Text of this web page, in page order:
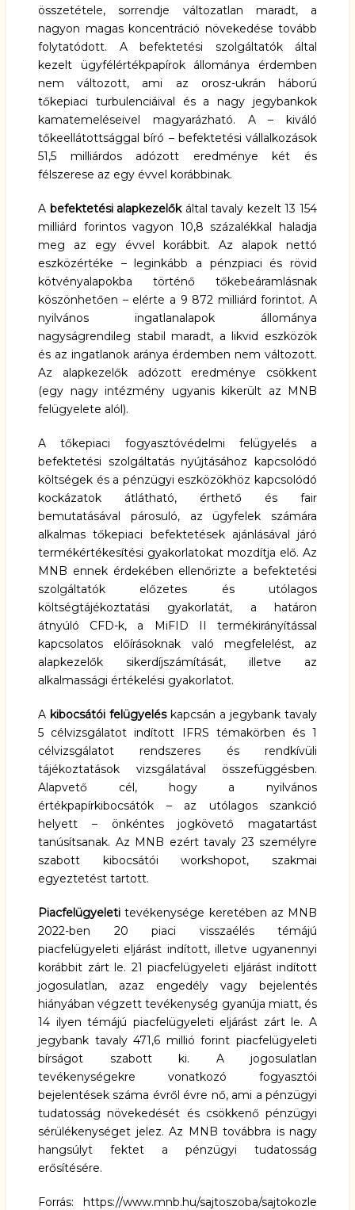
összetétele, sorrendje változatlan maradt, a
nagyon magas koncentráció növekedése tovább
folytatódott. A befektetési szolgáltatók által
kezelt ügyfélértékpapírok állománya érdemben
nem változott, ami az orosz-ukrán háború
tőkepiaci turbulenciáival és a nagy jegybankok
kamatemeléseivel magyarázható. A – kiváló
tőkeellátottsággal bíró – befektetési vállalkozások
51,5 milliárdos adózott eredménye két és
félszerese az egy évvel korábbinak.
A befektetési alapkezelőkáltal tavaly kezelt 13 154
milliárd forintos vagyon 10,8 százalékkal haladja
meg az egy évvel korábbit. Az alapok nettó
eszközértéke – leginkább a pénzpiaci és rövid
kötvényalapokba történő tőkebeáramlásnak
köszönhetően – elérte a 9 872 milliárd forintot. A
nyilvános ingatlanalapok állománya
nagyságrendileg stabil maradt, a likvid eszközök
és az ingatlanok aránya érdemben nem változott.
Az alapkezelők adózott eredménye csökkent
(egy nagy intézmény ugyanis kikerült az MNB
felügyelete alól).
A tőkepiaci fogyasztóvédelmi felügyelés a
befektetési szolgáltatás nyújtásához kapcsolódó
költségek és a pénzügyi eszközökhöz kapcsolódó
kockázatok átlátható, érthető és fair
bemutatásával párosuló, az ügyfelek számára
alkalmas tőkepiaci befektetések ajánlásával járó
termékértékesítési gyakorlatokat mozdítja elő. Az
MNB ennek érdekében ellenőrizte a befektetési
szolgáltatók előzetes és utólagos
költségtájékoztatási gyakorlatát, a határon
átnyúló CFD-k, a MiFID II termékirányítással
kapcsolatos előírásoknak való megfelelést, az
alapkezelők sikerdíjszámítását, illetve az
alkalmassági értékelési gyakorlatot.
A kibocsátói felügyeléskapcsán a jegybank tavaly
5 célvizsgálatot indított IFRS témakörben és 1
célvizsgálatot rendszeres és rendkívüli
tájékoztatások vizsgálatával összefüggésben.
Alapvető cél, hogy a nyilvános
értékpapírkibocsátók – az utólagos szankció
helyett – önkéntes jogkövető magatartást
tanúsítsanak. Az MNB ezért tavaly 23 személyre
szabott kibocsátói workshopot, szakmai
egyeztetést tartott.
Piacfelügyeletitevékenysége keretében az MNB
2022-ben 20 piaci visszaélés témájú
piacfelügyeleti eljárást indított, illetve ugyanennyi
korábbit zárt le. 21 piacfelügyeleti eljárást indított
jogosulatlan, azaz engedély vagy bejelentés
hiányában végzett tevékenység gyanúja miatt, és
14 ilyen témájú piacfelügyeleti eljárást zárt le. A
jegybank tavaly 471,6 millió forint piacfelügyeleti
bírságot szabott ki. A jogosulatlan
tevékenységekre vonatkozó fogyasztói
bejelentések száma évről évre nő, ami a pénzügyi
tudatosság növekedését és csökkenő pénzügyi
sérülékenységet jelez. Az MNB továbbra is nagy
hangsúlyt fektet a pénzügyi tudatosság
erősítésére.
Forrás: https://www.mnb.hu/sajtoszoba/sajtokozle